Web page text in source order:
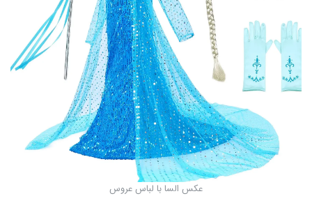
عکس السا با لباس عروس